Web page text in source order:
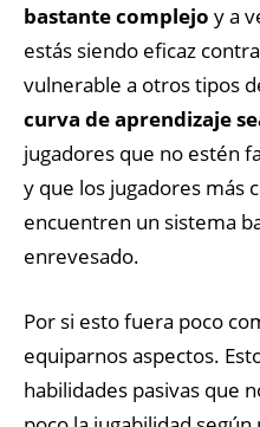
bastante complejo y a
estás siendo eficaz
vulnerable a otros tipos
curva de aprendizaje
jugadores que no estén
y que los jugadores más
encuentren un sistema
enrevesado.
Por si esto fuera poco
equiparnos aspectos.
habilidades pasivas que